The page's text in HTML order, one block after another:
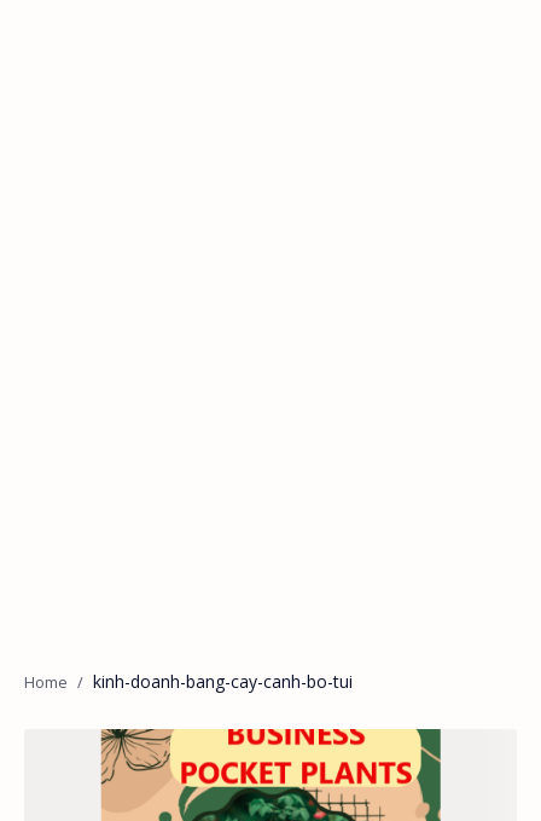
kinh-doanh-bang-cay-canh-bo-tui